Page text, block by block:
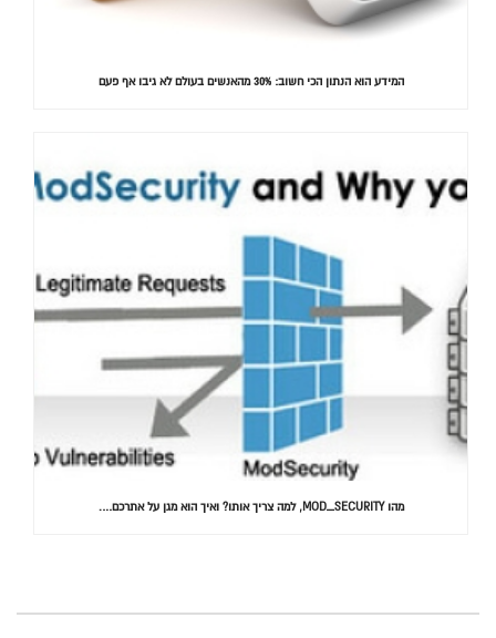
המידע הוא הנתון הכי חשוב: 30% מהאנשים בעולם לא גיבו אף פעם
מהו MOD_SECURITY, למה צריך אותו? ואיך הוא מגן על אתרכם….